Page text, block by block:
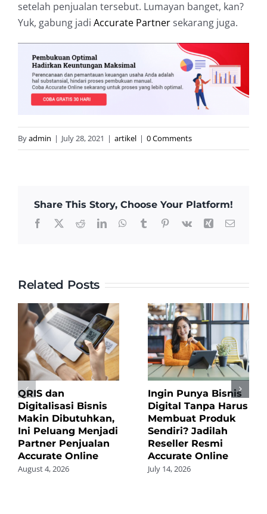
setelah penjualan tersebut. Lumayan banget, kan?
Yuk, gabung jadi Accurate Partnersekarang juga.
Byadmin | July 28, 2021 | artikel | 0 Comments
Share This Story, Choose Your Platform!
Facebook
X RedditLinkedInWhatsApp
TumblrPinterest
Vk Xing Email
Related Posts
QRIS dan
Digitalisasi Bisnis
Makin Dibutuhkan,
Ini Peluang Menjadi
Partner Penjualan
Accurate Online
August 4, 2026
Ingin Punya Bisnis
Digital Tanpa Harus
Membuat Produk
Sendiri? Jadilah
Reseller Resmi
Accurate Online
July 14, 2026